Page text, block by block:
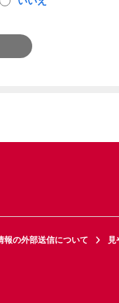
報の外部送信について
見